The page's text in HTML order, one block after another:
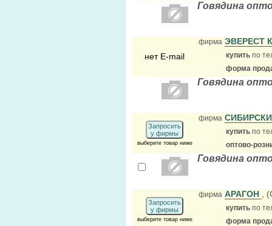
Говядина
нет E-mail
фирма ЭВЕРЕСТ
купить по
форма
Говядина
Запросить
у фирмы
выберите товар ниже
фирма
купить по
оптово-
Говядина
Запросить
у фирмы
выберите товар ниже
фирма АРАГОН ,
купить по
форма